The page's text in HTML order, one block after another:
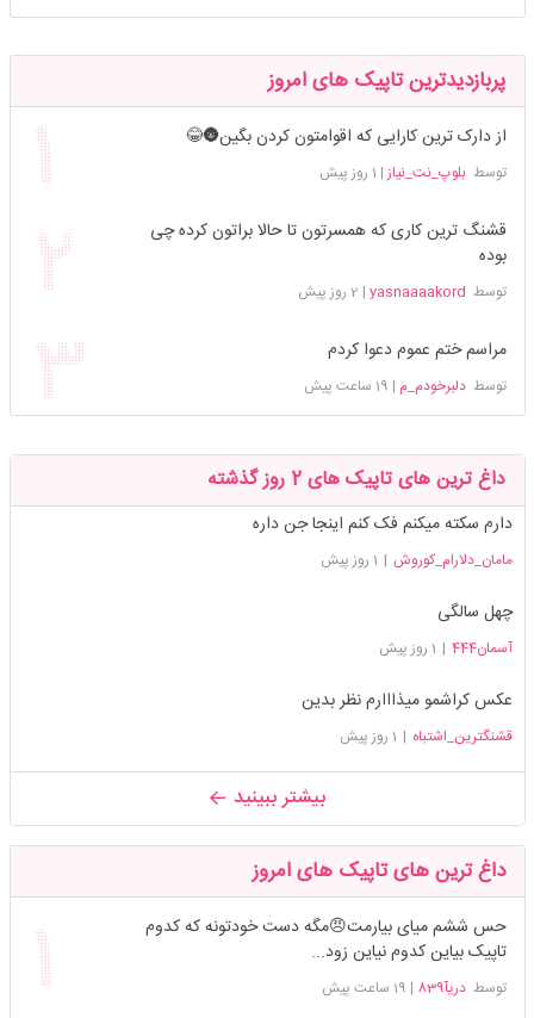
پربازدیدترین تاپیک های امروز
از دارک ترین کارایی که اقوامتون کردن بگین🌚😂
توسطبلوپ_نت_نیاز | 1 روز پیش
قشنگ ترین کاری که همسرتون تا حالا براتون کرده چی
بوده
توسط yasnaaaakord
| 2 روز پیش
مراسم ختم عموم دعوا کردم
توسطدلبرخودم_م | 19 ساعت پیش
داغ ترین های تاپیک های 2 روز گذشته
دارم سکته میکنم فک کنم اینجا جن داره
مامان_دلارام_کوروش | 1 روز پیش
چهل سالگی
آسمان444 | 1 روز پیش
عکس کراشمو میذااارم نظر بدین
قشنگترین_اشتباه | 1 روز پیش
بیشتر ببینید
داغ ترین های تاپیک های امروز
حس ششم میای بیارمت😠مگه دست خودتونه که کدوم
تاپیک بیاین کدوم نیاین زود...
توسطدریآ839 | 19 ساعت پیش